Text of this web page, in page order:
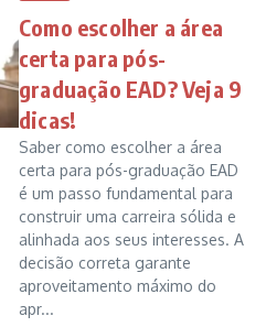
Como escolher a área
certa para pós-
graduação EAD? Veja 9
dicas!
Saber como escolher a área
certa para pós-graduação EAD
é um passo fundamental para
construir uma carreira sólida e
alinhada aos seus interesses. A
decisão correta garante
aproveitamento máximo do
apr...